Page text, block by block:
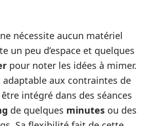
nécessite aucun matériel
un peu d’espace et quelques
pour noter les idées à mimer.
aux contraintes de
intégré dans des séances
de quelques minutes ou des